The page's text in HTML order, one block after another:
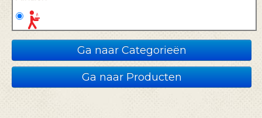
Ga naar Categorieën
Ga naar Producten